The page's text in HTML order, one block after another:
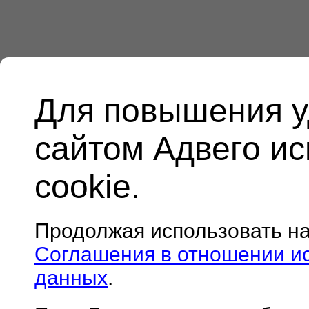
Для повышения
сайтом Адвего
cookie.
Продолжая использовать
Соглашения в отношении
данных.